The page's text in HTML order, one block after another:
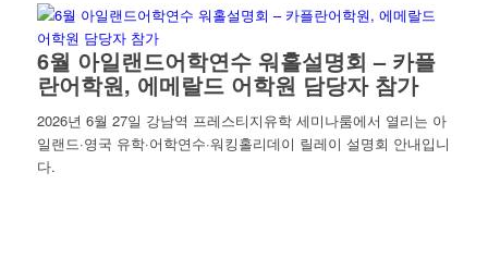
6월 아일랜드어학연수 워홀설명회 – 카플
란어학원, 에메랄드 어학원 담당자 참가
2026년 6월 27일 강남역 프레스티지유학 세미나룸에서 열리는 아
일랜드·영국 유학·어학연수·워킹홀리데이 릴레이 설명회 안내입니
다.